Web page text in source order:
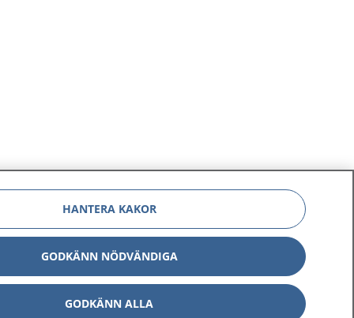
HANTERA KAKOR
GODKÄNN NÖDVÄNDIGA
GODKÄNN ALLA